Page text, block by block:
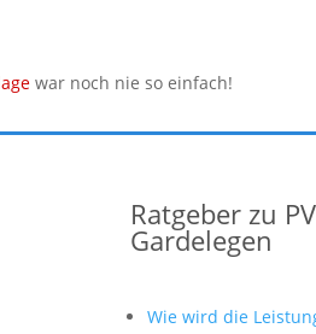
war noch nie so einfach!
Ratgeber zu
Gardelegen
Wie wird die